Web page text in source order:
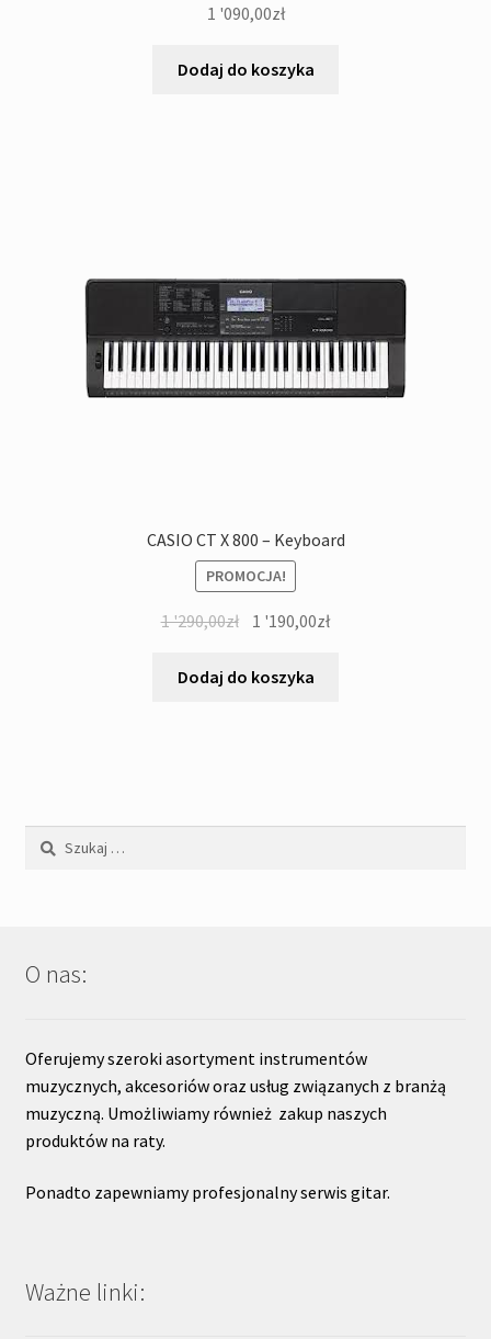
1 '090,00zł
Dodaj do koszyka
CASIO CT X 800 – Keyboard
PROMOCJA!
1 '290,00zł Pierwotna
wynosiła:
1 '190,00złAktualna
Dodaj do koszyka
Szukaj:
O nas:
Oferujemy szeroki asortyment instrumentów
muzycznych, akcesoriów oraz usług związanych z branżą
muzyczną. Umożliwiamy również zakup naszych
produktów na raty.
Ponadto zapewniamy profesjonalny serwis gitar.
Ważne linki: